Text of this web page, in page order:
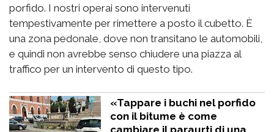
porfido. I nostri operai sono intervenuti
tempestivamente per rimettere a posto il cubetto. È
una zona pedonale, dove non transitano le automobili,
e quindi non avrebbe senso chiudere una piazza al
traffico per un intervento di questo tipo.
«Tappare i buchi nel porfido
con il bitume è come
cambiare il paraurti di una